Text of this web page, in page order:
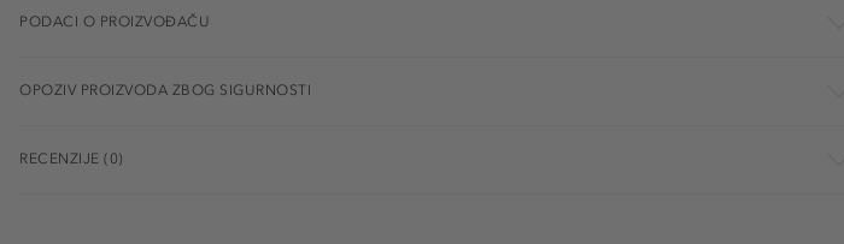
PODACI O PROIZVOĐAČU
OPOZIV PROIZVODA ZBOG SIGURNOSTI
RECENZIJE (0)